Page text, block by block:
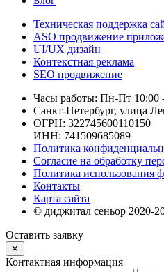
Техническая поддержка
ASO продвижение
UI/UX дизайн
Контекстная реклама
SEO продвижение
Часы работы: Пн-Пт 10:00
Санкт-Петербург, улица
ОГРН: 322745600110150
ИНН: 741509685089
Политика
Согласие на обработку
Политика использования
Контакты
Карта сайта
© диджитал сеньор 2020-
Оставить заявку
✕
Контактная информация